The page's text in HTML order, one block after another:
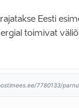
Eesti
toimivat
7780133/